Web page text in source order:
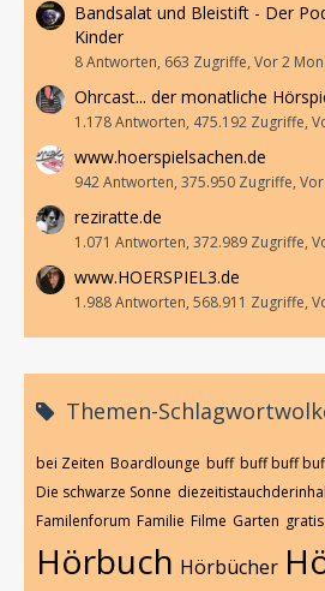
Bandsalat und Bleistift - Der
Kinder
8 Antworten, 663 Zugriffe, Vor 2
Ohrcast... der monatliche
1.178 Antworten, 475.192 Zugriffe,
www.hoerspielsachen.de
942 Antworten, 375.950 Zugriffe, Vor
reziratte.de
1.071 Antworten, 372.989 Zugriffe,
www.HOERSPIEL3.de
1.988 Antworten, 568.911 Zugriffe,
Themen-
bei Zeiten Boardlounge buff buff buff
Die schwarze Sonne
Familenforum Familie Filme Garten
Hörbuch Hörbücher